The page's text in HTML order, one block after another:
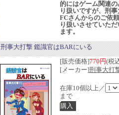
的にはゲーム関連
り扱いですが、刑
FCさんからのご依
り扱いさせていた
ます。
刑事大打撃 鑑識官はBARにいる
[販売価格]770円(税
[メーカー]刑事大打
在庫10個以上／
まで